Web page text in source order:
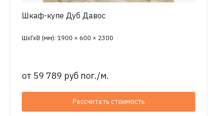
Шкаф-купе Дуб Давос
ШхГхВ (мм): 1900 × 600 × 2300
от 59 789 руб пог./м.
Рассчитать стоимость